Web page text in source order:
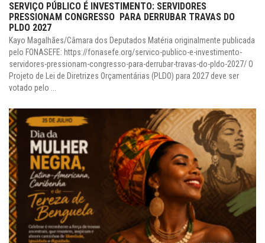
SERVIÇO PÚBLICO É INVESTIMENTO: SERVIDORES
PRESSIONAM CONGRESSO PARA DERRUBAR TRAVAS DO
PLDO 2027
Kayo Magalhães/Câmara dos Deputados Matéria originalmente publicada
pelo FONASEFE: https://fonasefe.org/servico-publico-e-investimento-
servidores-pressionam-congresso-para-derrubar-travas-do-pldo-2027/ O
Projeto de Lei de Diretrizes Orçamentárias (PLDO) para 2027 deve ser
votado pelo ...